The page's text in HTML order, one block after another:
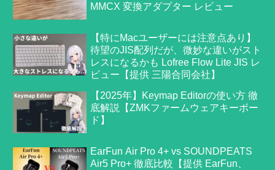
MMCX 変換アダプター レビュー
【特にMacユーザーには注意点あり】
待望のJIS配列だが、微妙な違いがスト
レスになるかも Lofree Flow Lite JIS レ
ビュー【提供 三陽合同会社】
【2025年】Keymap Editorの使い方 徹
底解説【ZMKファームウェアキーボー
ド】
EarFun Air Pro 4+ vs SOUNDPEATS
Air5 Pro+ 徹底比較【提供 EarFun、